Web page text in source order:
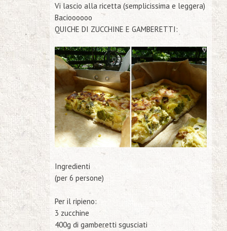
Vi lascio alla ricetta (semplicissima e leggera)
Bacioooooo
QUICHE DI ZUCCHINE E GAMBERETTI:
Ingredienti
(per 6 persone)
Per il ripieno:
3 zucchine
400g di gamberetti sgusciati